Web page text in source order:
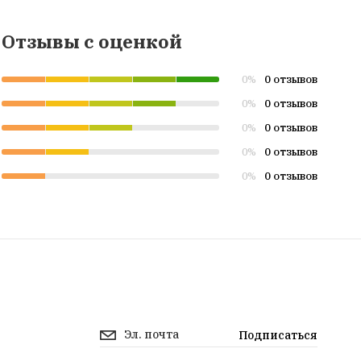
Отзывы с оценкой
0% 0 отзывов
0% 0 отзывов
0% 0 отзывов
0% 0 отзывов
0% 0 отзывов
Подписаться